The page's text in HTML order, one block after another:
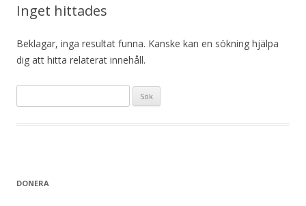
Inget hittades
Beklagar, inga resultat funna. Kanske kan en sökning hjälpa
dig att hitta relaterat innehåll.
efter:
DONERA